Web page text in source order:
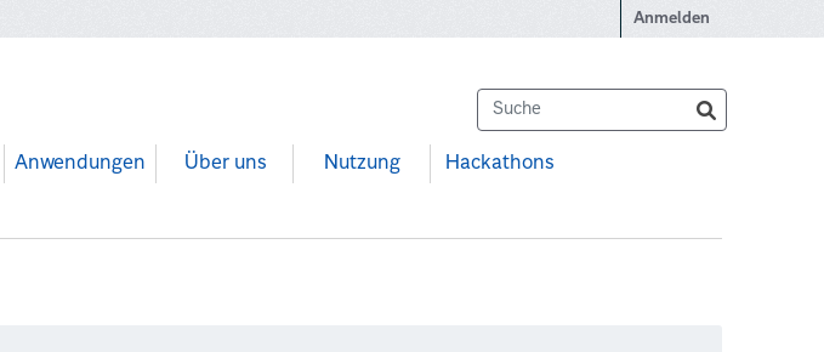
Anmelden
Anwendungen Über uns Nutzung Hackathons